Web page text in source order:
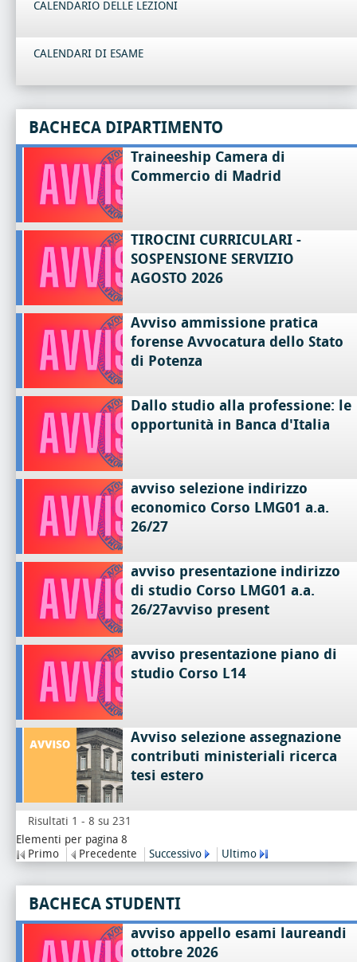
CALENDARIO DELLE LEZIONI
CALENDARI DI ESAME
BACHECA DIPARTIMENTO
Traineeship Camera di
Commercio di Madrid
TIROCINI CURRICULARI -
SOSPENSIONE SERVIZIO
AGOSTO 2026
Avviso ammissione pratica
forense Avvocatura dello Stato
di Potenza
Dallo studio alla professione: le
opportunità in Banca d'Italia
avviso selezione indirizzo
economico Corso LMG01 a.a.
26/27
avviso presentazione indirizzo
di studio Corso LMG01 a.a.
26/27avviso present
avviso presentazione piano di
studio Corso L14
Avviso selezione assegnazione
contributi ministeriali ricerca
tesi estero
Risultati 1 - 8 su 231
Elementi per pagina 8
Primo
Precedente Successivo Ultimo
BACHECA STUDENTI
avviso appello esami laureandi
ottobre 2026